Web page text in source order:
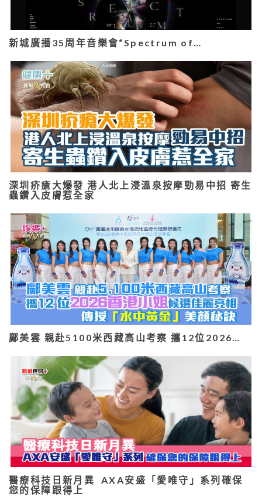
新城廣播35周年音樂會“Spectrum of…
深圳疥瘡大爆發 港人北上浸溫泉按摩勁易中招 寄生
蟲鑽入皮膚惹全家
鄺美雲 親赴5100米西藏高山考察 攜12位2026…
醫療科技日新月異 AXA安盛「愛唯守」系列確保
您的保障跟得上